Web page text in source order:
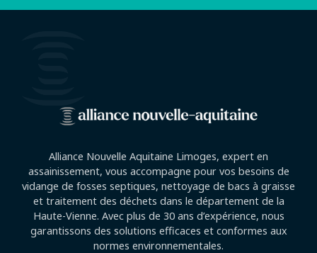
Alliance Nouvelle Aquitaine Limoges, expert en
assainissement, vous accompagne pour vos besoins de
vidange de fosses septiques, nettoyage de bacs à graisse
et traitement des déchets dans le département de la
Haute-Vienne. Avec plus de 30 ans d’expérience, nous
garantissons des solutions efficaces et conformes aux
normes environnementales.